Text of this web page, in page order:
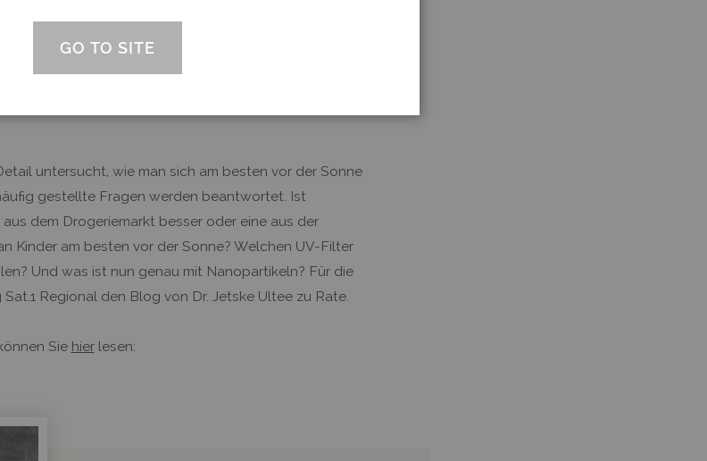
untersucht, wie man sich am besten vor der Sonne
gestellte Fragen werden beantwortet. Ist
dem Drogeriemarkt besser oder eine aus der
Kinder am besten vor der Sonne? Welchen UV-Filter
Und was ist nun genau mit Nanopartikeln? Für die
Regional den Blog von Dr. Jetske Ultee zu Rate.
Sie hierlesen:
GO TO SITE